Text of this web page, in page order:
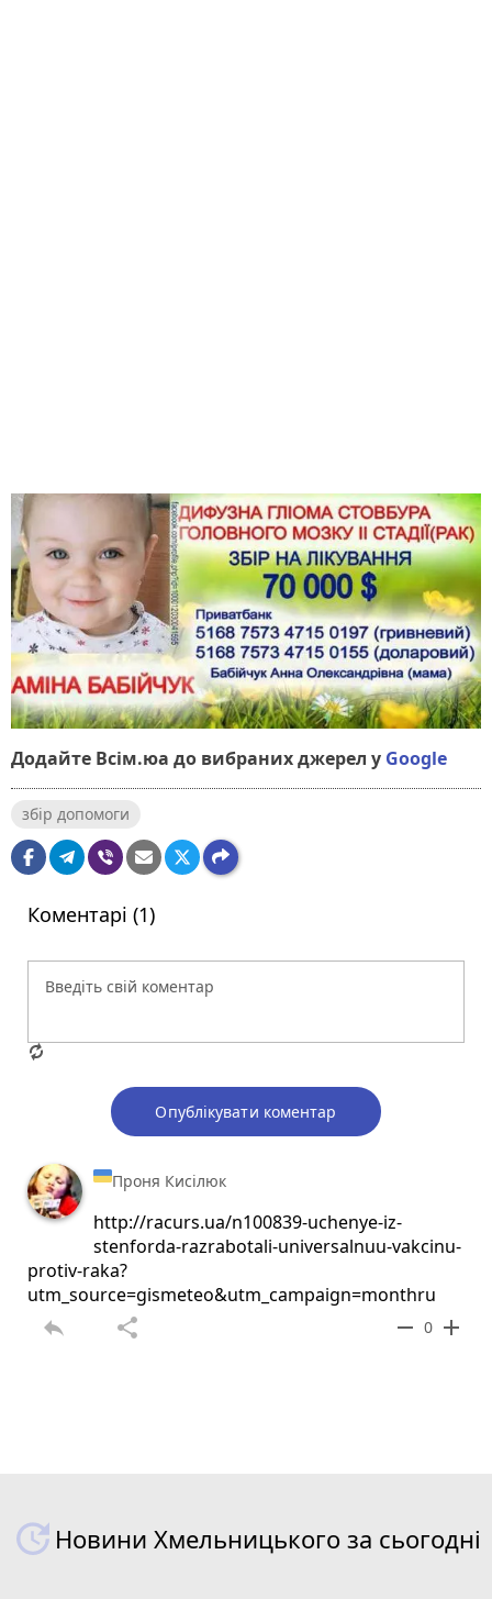
Додайте Всім.юа до вибраних джерел у Google
збір допомоги
Коментарі (1)
Опублікувати коментар
Проня Кисілюк
http://racurs.ua/n100839-uchenye-iz-
stenforda-razrabotali-universalnuu-vakcinu-
protiv-raka?
utm_source=gismeteo&utm_campaign=monthru
reply share remove 0 add
Новини Хмельницького за сьогодні